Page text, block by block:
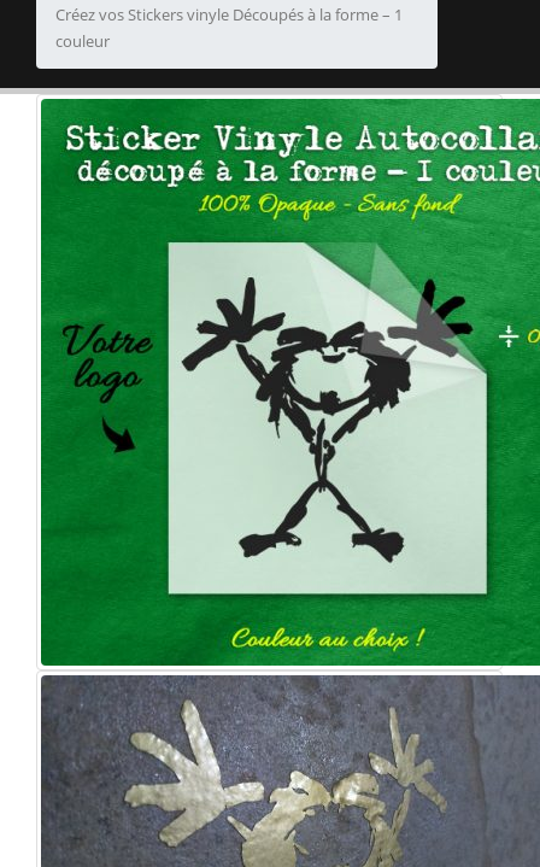
Créez vos Stickers vinyle Découpés à la forme – 1
couleur